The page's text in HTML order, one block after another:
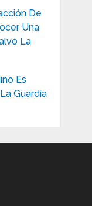
De
Una
La
Es
Guardia